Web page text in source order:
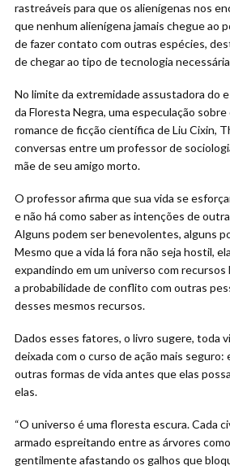
rastreáveis ​​para que os alienígenas nos
que nenhum alienígena jamais chegue ao
de fazer contato com outras espécies,
de chegar ao tipo de tecnologia
No limite da extremidade assustadora do
da Floresta Negra, uma especulação
romance de ficção científica de Liu Cixin,
conversas entre um professor de
mãe de seu amigo morto.
O professor afirma que sua vida se
e não há como saber as intenções de
Alguns podem ser benevolentes, alguns
Mesmo que a vida lá fora não seja hostil,
expandindo em um universo com
a probabilidade de conflito com outras
desses mesmos recursos.
Dados esses fatores, o livro sugere, toda
deixada com o curso de ação mais seguro:
outras formas de vida antes que elas
elas.
“O universo é uma floresta escura. Cada
armado espreitando entre as árvores
gentilmente afastando os galhos que